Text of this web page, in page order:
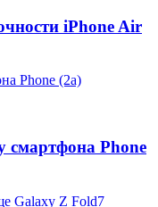
iPhone Air
Phone (2a)
смартфона Phone
Galaxy Z Fold7